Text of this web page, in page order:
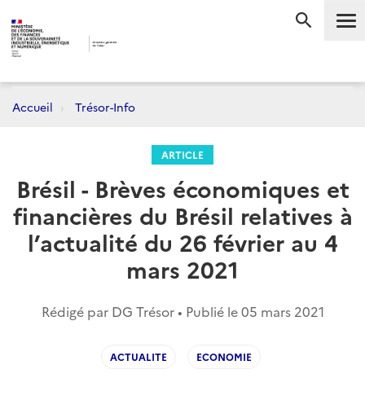
Accueil Trésor-Info
ARTICLE
Brésil - Brèves économiques et
financières du Brésil relatives à
l’actualité du 26 février au 4
mars 2021
Rédigé par DG Trésor • Publié le05 mars 2021
ACTUALITE ECONOMIE